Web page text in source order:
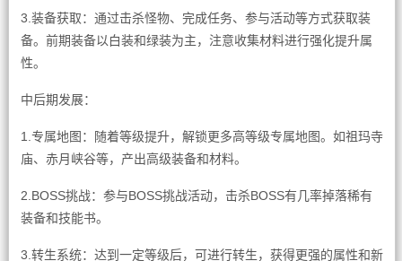
3.装备获取：通过击杀怪物、完成任务、参与活动等方式获取装
备。前期装备以白装和绿装为主，注意收集材料进行强化提升属
性。
中后期发展：
1.专属地图：随着等级提升，解锁更多高等级专属地图。如祖玛寺
庙、赤月峡谷等，产出高级装备和材料。
2.BOSS挑战：参与BOSS挑战活动，击杀BOSS有几率掉落稀有
装备和技能书。
3.转生系统：达到一定等级后，可进行转生，获得更强的属性和新